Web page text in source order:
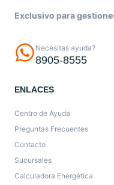
Exclusivo para
Necesitas ayuda?
8905-8555
ENLACES
Centro de Ayuda
Preguntas Frecuentes
Contacto
Sucursales
Calculadora Energética